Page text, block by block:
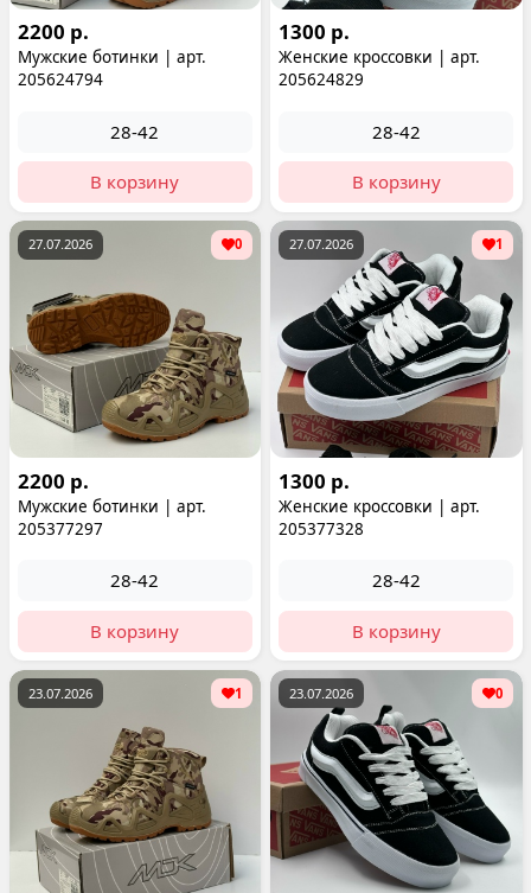
2200 р.
Мужские ботинки | арт.
205624794
28-42
В корзину
1300 р.
Женские кроссовки | арт.
205624829
28-42
В корзину
27.07.2026 0
2200 р.
Мужские ботинки | арт.
205377297
28-42
В корзину
27.07.2026 1
1300 р.
Женские кроссовки | арт.
205377328
28-42
В корзину
23.07.2026 1 23.07.2026 0